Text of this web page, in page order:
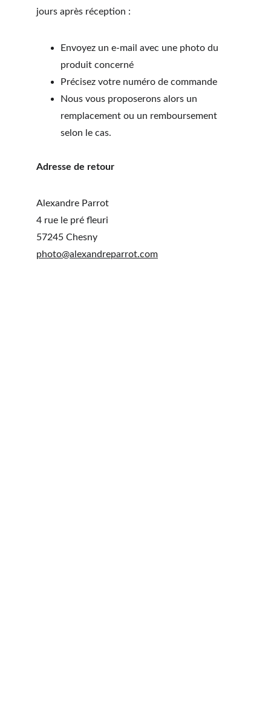
jours après réception :
Envoyez un e-mail avec une photo du
produit concerné
Précisez votre numéro de commande
Nous vous proposerons alors un
remplacement ou un remboursement
selon le cas.
Adresse de retour
Alexandre Parrot
4 rue le pré fleuri
57245 Chesny
photo@alexandreparrot.com